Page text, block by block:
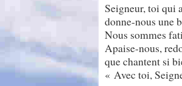
Seigneur, toi qui
donne-nous une
Nous sommes
Apaise-nous,
que chantent si
« Avec toi,